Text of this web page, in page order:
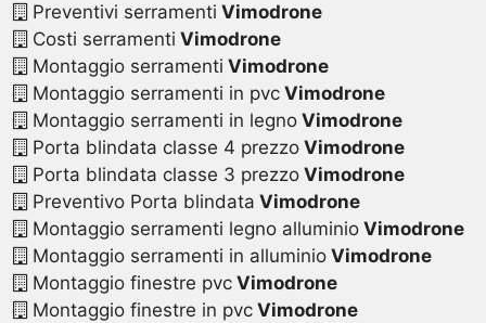
Preventivi serramenti Vimodrone
Costi serramenti Vimodrone
Montaggio serramenti Vimodrone
Montaggio serramenti in pvcVimodrone
Montaggio serramenti in legnoVimodrone
Porta blindata classe 4 prezzoVimodrone
Porta blindata classe 3 prezzoVimodrone
Preventivo Porta blindata Vimodrone
Montaggio serramenti legno alluminioVimodrone
Montaggio serramenti in alluminioVimodrone
Montaggio finestre pvcVimodrone
Montaggio finestre in pvcVimodrone